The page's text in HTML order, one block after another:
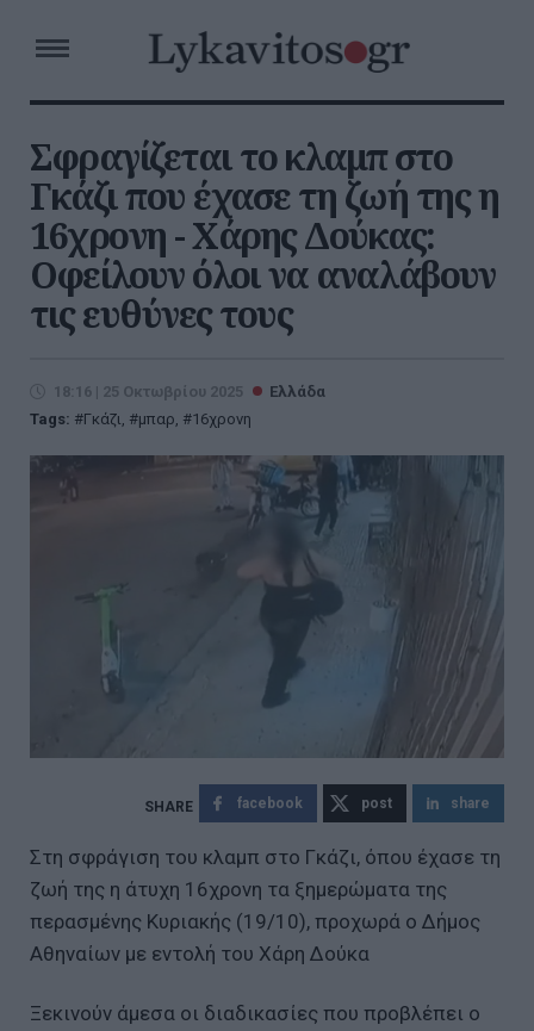
Σφραγίζεται το κλαμπ στο
Γκάζι που έχασε τη ζωή της η
16χρονη - Χάρης Δούκας:
Οφείλουν όλοι να αναλάβουν
τις ευθύνες τους
18:16 | 25 Οκτωβρίου 2025
Ελλάδα
Tags:
Γκάζι, μπαρ, 16χρονη
facebook post share
Στη σφράγιση του κλαμπ στο Γκάζι, όπου έχασε τη
ζωή της η άτυχη 16χρονη τα ξημερώματα της
περασμένης Κυριακής (19/10), προχωρά ο Δήμος
Αθηναίων με εντολή του Χάρη Δούκα
Ξεκινούν άμεσα οι διαδικασίες που προβλέπει ο